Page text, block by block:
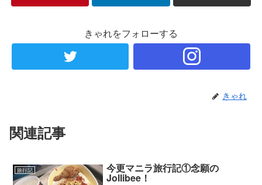
きゃれをフォローする
きゃれ
関連記事
旅行記 今更マニラ旅行記①念願の
Jollibee！